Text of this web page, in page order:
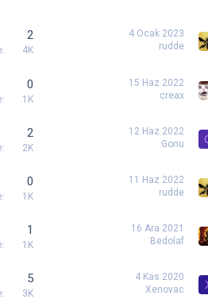
2
4K
4 Ocak 2023
rudde
0
1K
15 Haz 2022
creax
2
2K
12 Haz 2022
Gonu
0
1K
11 Haz 2022
rudde
1
1K
16 Ara 2021
Bedolaf
5
3K
4 Kas 2020
Xenovac